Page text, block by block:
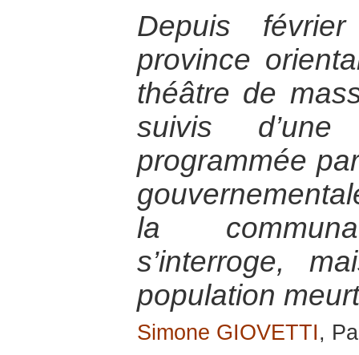
Depuis
province
théâtre de
suivis d’une
programmée
la
s’interroge,
population
Simone GIOVETTI,